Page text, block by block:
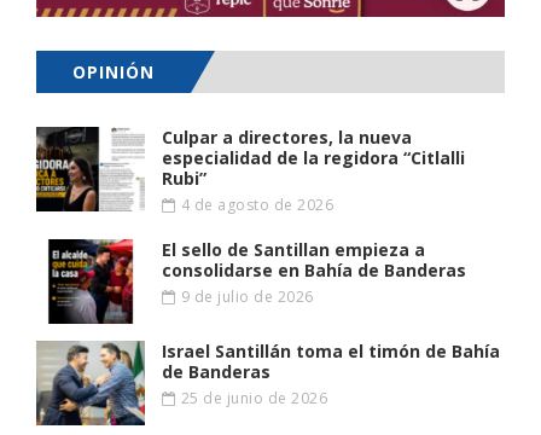
OPINIÓN
Culpar a directores, la nueva
especialidad de la regidora “Citlalli
Rubi”
4 de agosto de 2026
El sello de Santillan empieza a
consolidarse en Bahía de Banderas
9 de julio de 2026
Israel Santillán toma el timón de Bahía
de Banderas
25 de junio de 2026